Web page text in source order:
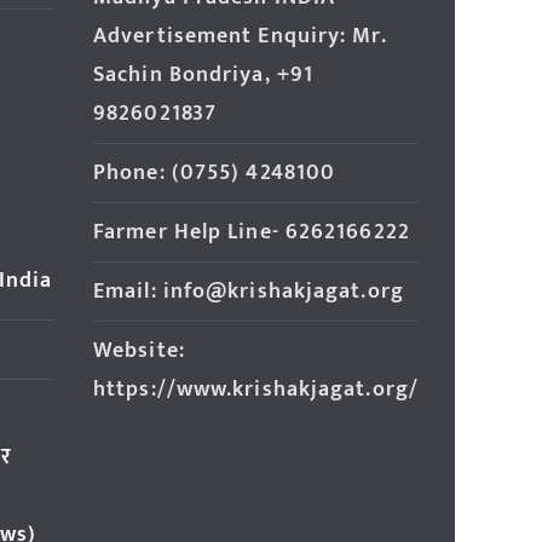
Advertisement Enquiry: Mr.
Sachin Bondriya, +91
9826021837
Phone: (0755) 4248100
Farmer Help Line- 6262166222
Email: info@krishakjagat.org
Website:
https://www.krishakjagat.org/